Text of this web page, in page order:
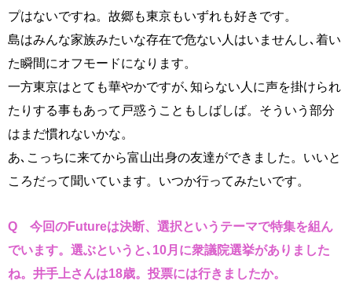
プはないですね。故郷も東京もいずれも好きです。
島はみんな家族みたいな存在で危ない人はいませんし､着い
た瞬間にオフモードになります。
一方東京はとても華やかですが､知らない人に声を掛けられ
たりする事もあって戸惑うこともしばしば。そういう部分
はまだ慣れないかな。
あ､こっちに来てから富山出身の友達ができました。いいと
ころだって聞いています。いつか行ってみたいです。
Q 今回のFutureは決断、選択というテーマで特集を組ん
でいます。 選ぶというと､10月に衆議院選挙がありました
ね。 井手上さんは18歳。投票には行きましたか。